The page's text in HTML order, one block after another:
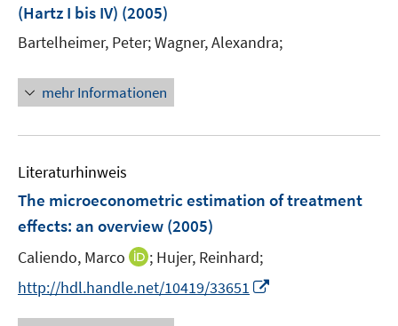
(Hartz I bis IV) (2005)
Bartelheimer, Peter;Wagner, Alexandra;
mehr Informationen
Literaturhinweis
The microeconometric estimation of treatment
effects: an overview (2005)
Caliendo, Marco
I
n
n
e
; Hujer, Reinhard;
http://hdl.handle.net/10419/33651